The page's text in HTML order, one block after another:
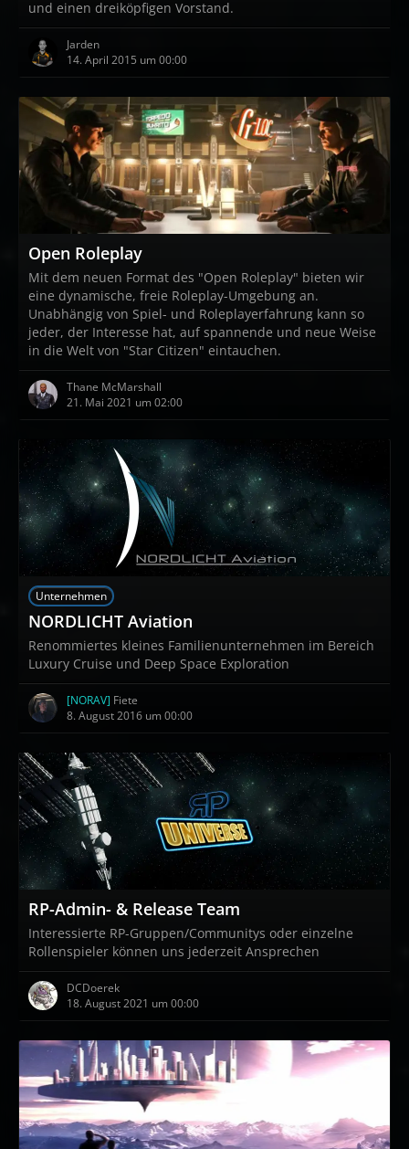
und einen dreiköpfigen Vorstand.
Jarden
14. April 2015 um 00:00
Open Roleplay
Mit dem neuen Format des "Open Roleplay" bieten wir
eine dynamische, freie Roleplay-Umgebung an.
Unabhängig von Spiel- und Roleplayerfahrung kann so
jeder, der Interesse hat, auf spannende und neue Weise
in die Welt von "Star Citizen" eintauchen.
Thane McMarshall
21. Mai 2021 um 02:00
Unternehmen
NORDLICHT Aviation
Renommiertes kleines Familienunternehmen im Bereich
Luxury Cruise und Deep Space Exploration
[NORAV] Fiete
8. August 2016 um 00:00
RP-Admin- & Release Team
Interessierte RP-Gruppen/Communitys oder einzelne
Rollenspieler können uns jederzeit Ansprechen
DCDoerek
18. August 2021 um 00:00